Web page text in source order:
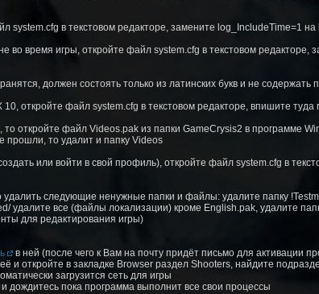
system.cfg в текстовом редакторе, замените log_IncludeTime=1
время игры, откройте файл system.cfg в текстовом редакторе,
должен состоять только из латинских букв и не содержать
откройте файл system.cfg в текстовом редакторе, впишите
откройте файл Videos.pak из папки GameCrysis2 в программе
прошли, то удалит и папку Videos
или войти в свой профиль), откройте файл system.cfg в
следующие ненужные папки и файлы: удалите папку
удалите все (файлы локализации) кроме English.pak, удалите
для редактирования игры)
в ней (после чего к Вам на почту придёт письмо для активации
и откройте в закладке Browser раздел Shooters, найдите
загрузится сеть для игры
дождитесь пока программа выполнит все свои процессы